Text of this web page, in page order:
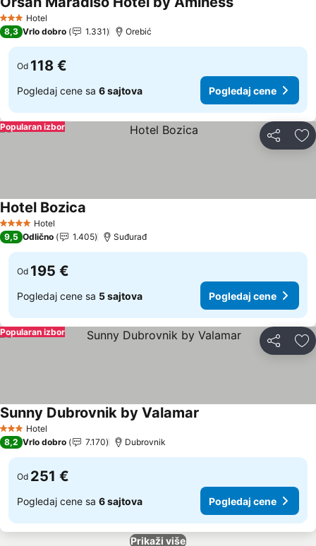
3 Zvezdice
Hotel
8,3 Vrlo dobro 1.331 Orebić
Od 118 €
Pogledaj cene sa 6 sajtova Pogledaj cene
Deli
Popularan izbor
4 ZvezdiceHotel
Hotel Bozica
9,5 Odlično 1.405 Suđurađ
Od 195 €
Pogledaj cene sa 5 sajtova Pogledaj cene
Deli
Popularan izbor
3 Zvezdice
Hotel
Sunny Dubrovnik by Valamar
8,2 Vrlo dobro 7.170 Dubrovnik
Od 251 €
Pogledaj cene sa 6 sajtova Pogledaj cene
Prikaži više